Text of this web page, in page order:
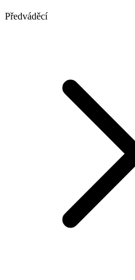
Předváděcí